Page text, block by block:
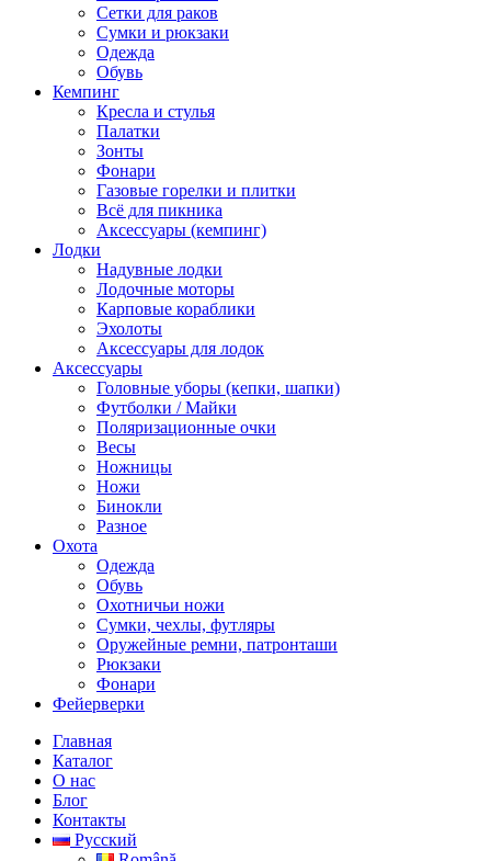
Сетки для раков
Сумки и рюкзаки
Одежда
Обувь
Кемпинг
Кресла и стулья
Палатки
Зонты
Фонари
Газовые горелки и плитки
Всё для пикника
Аксессуары (кемпинг)
Лодки
Надувные лодки
Лодочные моторы
Карповые кораблики
Эхолоты
Аксессуары для лодок
Аксессуары
Головные уборы (кепки, шапки)
Футболки / Майки
Поляризационные очки
Весы
Ножницы
Ножи
Бинокли
Разное
Охота
Одежда
Обувь
Охотничьи ножи
Сумки, чехлы, футляры
Оружейные ремни, патронташи
Рюкзаки
Фонари
Фейерверки
Главная
Каталог
О нас
Блог
Контакты
Русский